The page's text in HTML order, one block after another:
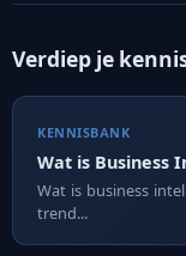
Verdiep je
KENNISBANK
Wat is Business
Wat is business
trend...